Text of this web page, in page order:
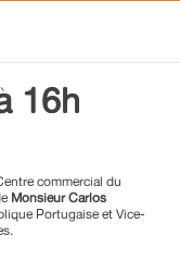
16h
commercial du
Monsieur Carlos
Portugaise et Vice-